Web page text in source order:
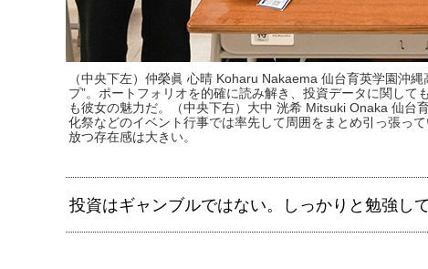
（中央下左）仲榮眞 心晴 Koharu Nakaema 仙台育英学園沖
プ”。ポートフォリオを的確に読み解き、投資データに関し
も彼女の魅力だ。（中央下右）大中 洸希 Mitsuki Onaka 仙台
化祭などのイベント行事では率先して周囲をまとめ引っ張っ
放つ存在感は大きい。
投資はギャンブルではない。しっかりと勉強し